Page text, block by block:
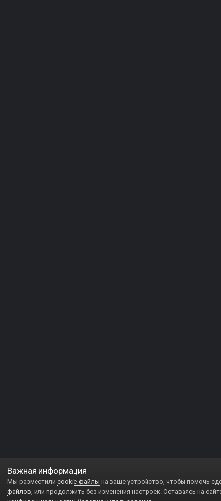
Важная информация
Мы разместили cookie-файлы на ваше устройство, чтобы помочь
файлов, или продолжить без изменения настроек. Оставаясь на